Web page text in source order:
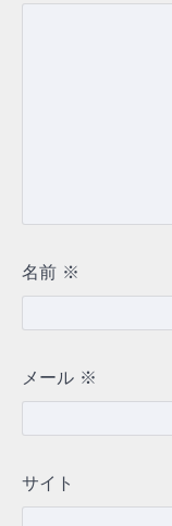
名前 ※
メール ※
サイト